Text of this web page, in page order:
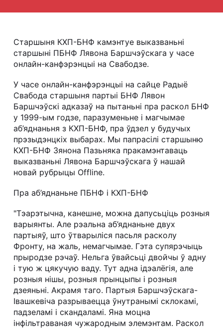
Старшыня КХП-БНФ камэнтуе выказваньні
старшыні ПБНФ Лявона Баршчэўскага у часе
онлайн-канфэрэнцыі на Свабодзе.
У часе онлайн-канфэрэнцыі на сайце Радыё
Свабода старшыня партыі БНФ Лявон
Баршчэўскі адказаў на пытаньні пра раскол БНФ
у 1999-ым годзе, паразуменьне і магчымае
аб’яднаньня з КХП-БНФ, пра ўдзел у будучых
прэзыдэнцкіх выбарах. Мы папрасілі старшыню
КХП-БНФ Зянона Пазьняка пракамэнтаваць
выказваньні Лявона Баршчэўскага ў нашай
новай рубрыцы Offline.
Пра аб’яднаньне ПБНФ і КХП-БНФ
"Тэарэтычна, канешне, можна дапусьціць розныя
варыянты. Але рэальна аб’яднаньне двух
партыяў, што ўтварыліся пасьля расколу
Фронту, на жаль, немагчымае. Гэта супярэчыць
прыродзе рэчаў. Нельга ўвайсьці двойчы ў адну
і тую ж цякучую ваду. Тут адна ідэалёгія, але
розныя нішы, розныя прынцыпы і розныя
дзеяньні. Акрамя таго. Партыя Баршчэўскага-
Івашкевіча разрываецца ўнутранымі склокамі,
падзеламі і скандаламі. Яна моцна
інфільтраваная чужародным элемэнтам. Раскол